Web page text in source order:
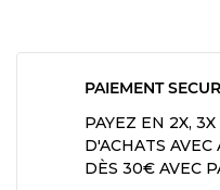
PAIEMENT
PAYEZ EN 2X,
D'ACHATS
DÈS 30€ AVEC